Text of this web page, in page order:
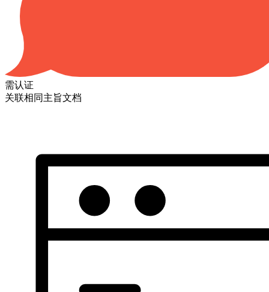
需认证
关联相同主旨文档